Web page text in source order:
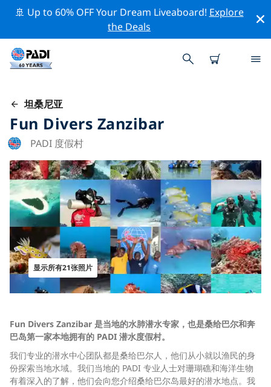
🚢 Up to 60% OFF Your Dream Liveaboard! Explore
the Deals
坦桑尼亚
Fun Divers Zanzibar
PADI 度假村
显示所有21张照片
Fun Divers Zanzibar 是当地的水肺潜水专家，也是桑给巴尔和奔
巴岛第一家本地拥有的 PADI 潜水度假村。
我们专业的潜水中心团队都是桑给巴尔人，他们从小就以渔民的身
份探索当地水域。我们当地的 PADI 专业人士对珊瑚礁和海洋生物
有着深入的了解，他们会向您介绍桑给巴尔岛最好的潜水地点。我